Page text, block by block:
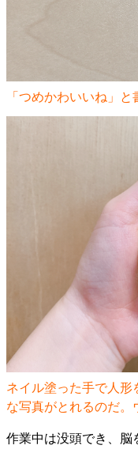
「つめかわいいね」と
ネイル塗った手で人形
な写真がとれるのだ。
作業中は没頭でき、脳